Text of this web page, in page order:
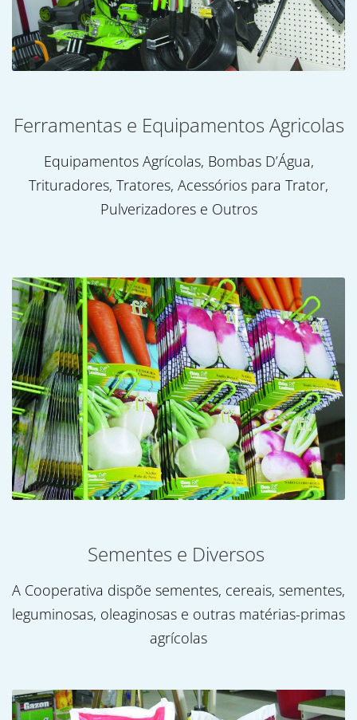
Ferramentas e Equipamentos Agricolas
Equipamentos Agrícolas, Bombas D’Água,
Trituradores, Tratores, Acessórios para Trator,
Pulverizadores e Outros
Sementes e Diversos
A Cooperativa dispõe sementes, cereais, sementes,
leguminosas, oleaginosas e outras matérias-primas
agrícolas